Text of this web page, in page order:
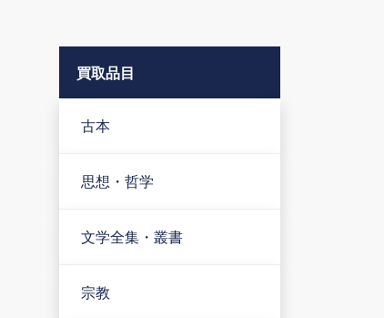
買取品目
古本
思想・哲学
文学全集・叢書
宗教